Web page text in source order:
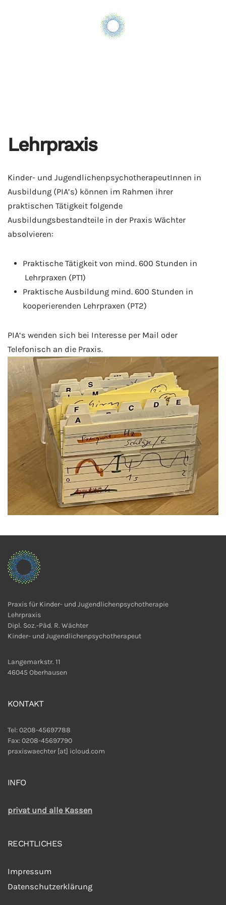
Skip to main content
Lehrpraxis
Kinder- und JugendlichenpsychotherapeutInnen in
Ausbildung (PIA’s) können im Rahmen ihrer
praktischen Tätigkeit folgende
Ausbildungsbestandteile in der Praxis Wächter
absolvieren:
Praktische Tätigkeit von mind. 600 Stunden in
Lehrpraxen (PT1)
Praktische Ausbildung mind. 600 Stunden in
kooperierenden Lehrpraxen (PT2)
PIA‘s wenden sich bei Interesse per Mail oder
Telefonisch an die Praxis.
Praxis für Kinder- und Jugendlichenpsychotherapie
Lehrpraxis
Dipl. Soz.-Päd. R. Wächter
Kinder- und Jugendlichenpsychotherapeut
Langemarkstr. 11
46045 Oberhausen
KONTAKT
Tel: 0208-45697788
Fax: 0208-45697790
praxiswaechter [at] icloud.com
INFO
privat und alle Kassen
RECHTLICHES
Impressum
Datenschutzerklärung